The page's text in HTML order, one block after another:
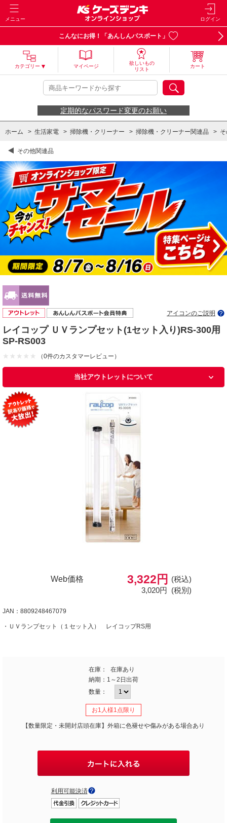
メニュー ログイン
こんなにお得！「あんしんパスポート」
カテゴリー マイページ
欲しいもの
リスト
カート
定期的なパスワード変更のお願い
ホーム > 生活家電 > 掃除機・クリーナー > 掃除機・クリーナー関連品 >
その他関連品
アイコンのご説明
レイコップ ＵＶランプセット(1セット入り)RS-300用
SP-RS003
（0件のカスタマーレビュー）
当社アウトレットについて
Web価格 3,322円
(税込)
3,020円 (税別)
JAN：8809248467079
・ＵＶランプセット（１セット入） レイコップRS用
在庫：
在庫あり
納期： 1～2日出荷
数量：
お1人様1点限り
【数量限定・未開封店頭在庫】外箱に色褪せや傷みがある場合あり
利用可能決済